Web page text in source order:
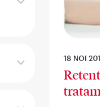
18 NOI